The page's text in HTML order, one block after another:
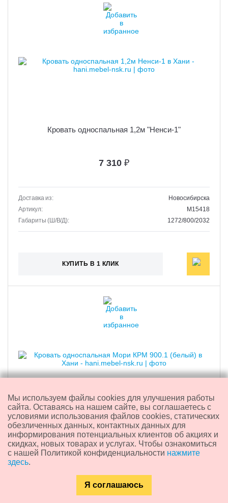
Кровать односпальная 1,2м "Ненси-1"
7 310 ₽
Доставка из:
Новосибирска
Артикул:
M15418
Габариты (Ш/В/Д):
1272/800/2032
КУПИТЬ В 1 КЛИК
Кровать односпальная "Мори" КРМ 900.1 (белый)
7 380₽
Каталог Контакты
Мы используем файлы cookies для улучшения работы
сайта. Оставаясь на нашем сайте, вы соглашаетесь с
условиями использования файлов cookies, статических
обезличенных данных, контактных данных для
информирования потенциальных клиентов об акциях и
скидках, новых товарах и услугах. Чтобы ознакомиться
с нашей Политикой конфиденциальности нажмите
здесь.
Я соглашаюсь